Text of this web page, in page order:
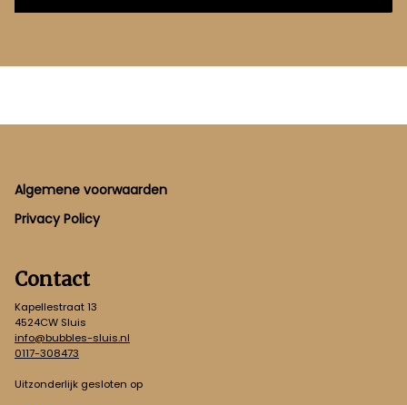
Footer
Algemene voorwaarden
Privacy Policy
Contact
Kapellestraat 13
4524CW Sluis
info@bubbles-sluis.nl
0117-308473
Uitzonderlijk gesloten op